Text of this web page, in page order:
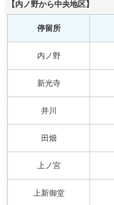
【内ノ野から中央地区】
停留所
内ノ野
新光寺
井川
田畑
上ノ宮
上新御堂